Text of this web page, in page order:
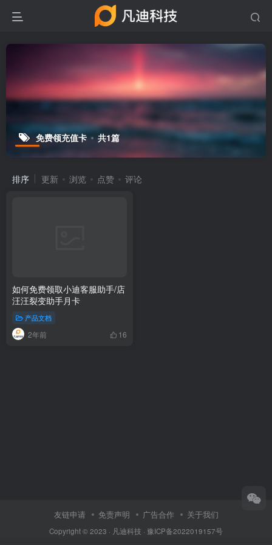
免费领充值卡 共1篇
排序 更新 浏览 点赞 评论
如何免费领取小迪客服助手/店
汪汪裂变助手月卡
产品文档
2年前 16
友链申请 免责声明 广告合作 关于我们
Copyright © 2023 · 凡迪科技 · 豫ICP备2022019157号